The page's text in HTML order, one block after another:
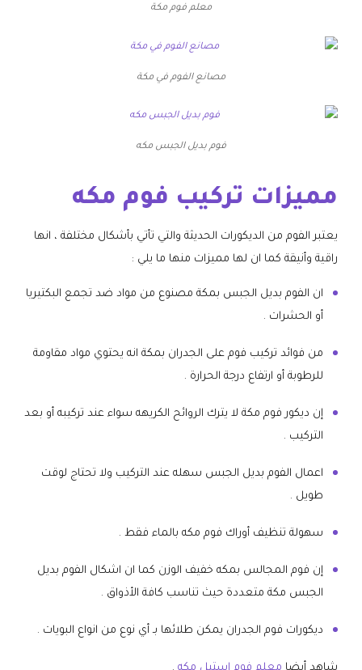
معلم فوم مكة
مصانع الفوم في مكة
فوم بديل الجبس مكه
مميزات تركيب فوم مكه
يعتبر الفوم من الديكورات الحديثة والتي تأتي بأشكال مختلفة ، انها
راقية وأنيقة كما ان لها مميزات منها ما يلي :
ان الفوم بديل الجبس بمكة مصنوع من مواد ضد تجمع البكتيريا
أو الحشرات .
من فوائد تركيب فوم على الجدران بمكة انه يحتوي مواد مقاومة
للرطوبة أو ارتفاع درجة الحرارة .
إن ديكور فوم مكة لا يترك الروائح الكريهه سواء عند تركيبه أو بعد
التركيب .
اعمال الفوم بديل الجبس سهله عند التركيب ولا تحتاج لوقت
طويل .
سهولة تنظيف أوراك فوم مكه بالماء فقط .
إن فوم المجالس بمكه خفيف الوزن كما ان اشكال الفوم بديل
الجبس مكة متعددة حيث تناسب كافة الأذواق .
ديكورات فوم الجدران يمكن طلائها بـ أي نوع من انواع البويات .